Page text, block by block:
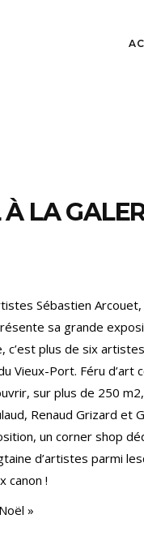
LA
Sébastien
sa grande
c’est plus de six
Vieux-Port. Féru
sur plus de 250
Renaud Grizard et
un corner shop
d’artistes parmi
canon !
»